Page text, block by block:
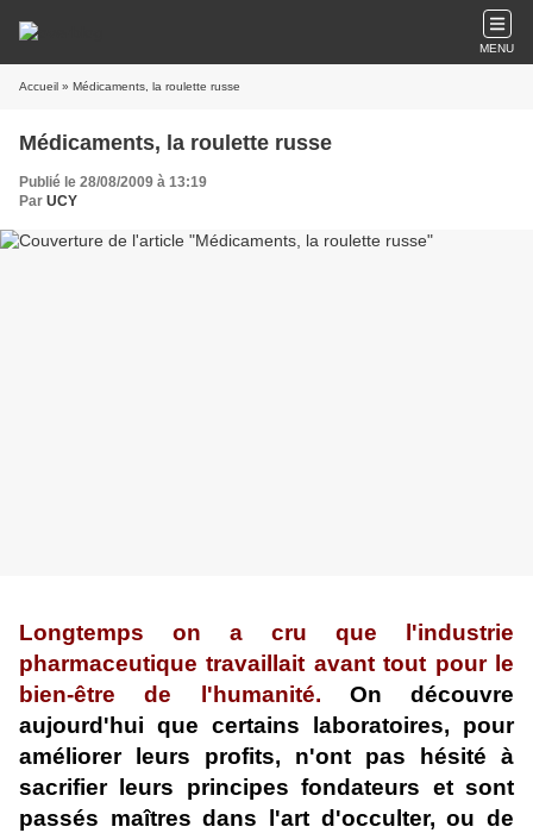
MENU
Accueil » Médicaments, la roulette russe
Médicaments, la roulette russe
Publié le 28/08/2009 à 13:19
Par UCY
Longtemps on a cru que l'industrie
pharmaceutique travaillait avant tout pour le
bien-être de l'humanité. On découvre
aujourd'hui que certains laboratoires, pour
améliorer leurs profits, n'ont pas hésité à
sacrifier leurs principes fondateurs et sont
passés maîtres dans l'art d'occulter, ou de